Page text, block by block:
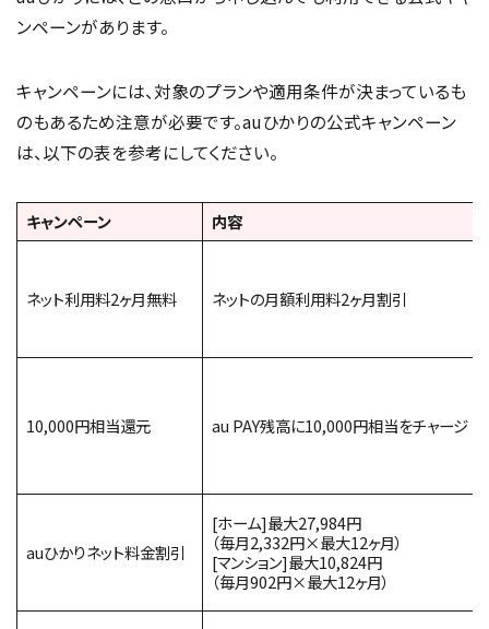
ンペーンがあります。
キャンペーンには、対象のプランや適用条件が決まっているも
のもあるため注意が必要です。auひかりの公式キャンペーン
は、以下の表を参考にしてください。
キャンペーン 内容
ネット利用料2ヶ月無料 ネットの月額利用料2ヶ月割引
10,000円相当還元 au PAY残高に10,000円相当をチャージ
auひかりネット料金割引
[ホーム]最大27,984円
（毎月2,332円×最大12ヶ月）
[マンション]最大10,824円
（毎月902円×最大12ヶ月）